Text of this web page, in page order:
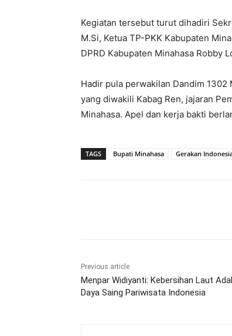
Kegiatan tersebut turut dihadiri
M.Si, Ketua TP-PKK Kabupaten
DPRD Kabupaten Minahasa Robby
Hadir pula perwakilan Dandim
yang diwakili Kabag Ren, jajaran
Minahasa. Apel dan kerja bakti
TAGS Bupati Minahasa Gerakan
Previous article
Menpar Widiyanti: Kebersihan Laut
Daya Saing Pariwisata Indonesia